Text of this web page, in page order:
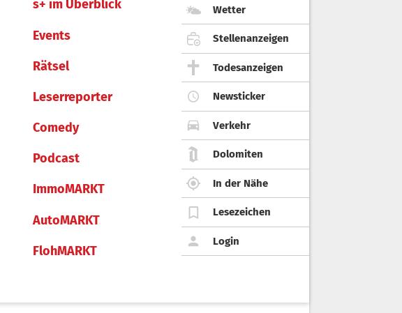
s+ im Überblick
Events
Rätsel
Leserreporter
Comedy
Podcast
ImmoMARKT
AutoMARKT
FlohMARKT
Wetter
Stellenanzeigen
Todesanzeigen
Newsticker
Verkehr
Dolomiten
In der Nähe
Lesezeichen
Login